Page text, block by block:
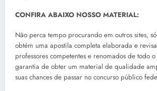
CONFIRA ABAIXO NOSSO MATERIAL:
Não perca tempo procurando em outros sites,
obtém uma apostila completa elaborada e
professores competentes e renomados de todo
garantia de obter um material de qualidade
suas chances de passar no concurso público